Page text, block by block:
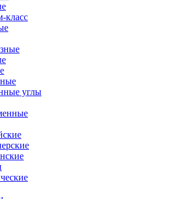
класс
углы